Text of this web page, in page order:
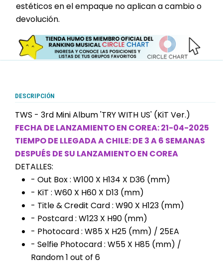
estéticos en el empaque no aplican a cambio o
devolución.
DESCRIPCIÓN
TWS - 3rd Mini Album 'TRY WITH US' (KiT Ver.)
FECHA DE LANZAMIENTO EN COREA: 21-04-2025
TIEMPO DE LLEGADA A CHILE: DE 3 A 6 SEMANAS
DESPUÉS DE SU LANZAMIENTO EN COREA
DETALLES:
- Out Box : W100 X H134 X D36 (mm)
- KiT : W60 X H60 X D13 (mm)
- Title & Credit Card : W90 X H123 (mm)
- Postcard : W123 X H90 (mm)
- Photocard : W85 X H25 (mm) / 25EA
- Selfie Photocard : W55 X H85 (mm) /
Random 1 out of 6